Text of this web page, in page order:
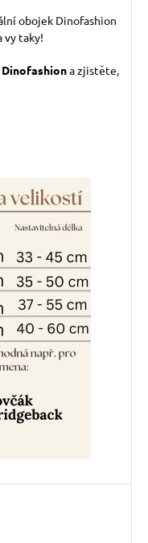
obojek Dinofashion
vy taky!
a zjistěte,